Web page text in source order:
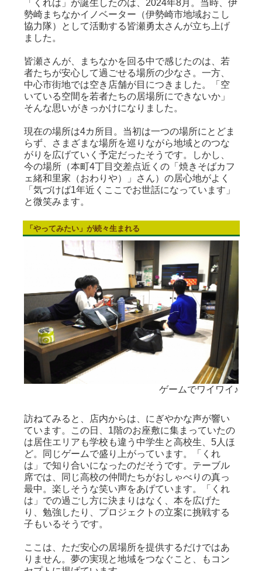
「くれは」が誕生したのは、2024年8月。当時、伊
勢崎まちなかイノベーター（伊勢崎市地域おこし
協力隊）として活動する皆瀬勇太さんが立ち上げ
ました。
皆瀬さんが、まちなかを回る中で感じたのは、若
者たちが安心して過ごせる場所の少なさ。一方、
中心市街地では空き店舗が目につきました。「空
いている空間を若者たちの居場所にできないか」
そんな思いがきっかけになりました。
現在の場所は4カ所目。当初は一つの場所にとどま
らず、さまざまな場所を巡りながら地域とのつな
がりを広げていく予定だったそうです。しかし、
今の場所（本町4丁目交差点近くの「焼きそばカフ
ェ緒和里家（おわりや）」さん）の居心地がよく
「気づけば1年近くここでお世話になっています」
と微笑みます。
「やってみたい」が続々生まれる
ゲームでワイワイ♪
訪ねてみると、店内からは、にぎやかな声が響い
ています。この日、1階のお座敷に集まっていたの
は居住エリアも学校も違う中学生と高校生、5人ほ
ど。同じゲームで盛り上がっています。「くれ
は」で知り合いになったのだそうです。テーブル
席では、同じ高校の仲間たちがおしゃべりの真っ
最中。楽しそうな笑い声をあげています。「くれ
は」での過ごし方に決まりはなく、本を広げた
り、勉強したり、プロジェクトの立案に挑戦する
子もいるそうです。
ここは、ただ安心の居場所を提供するだけではあ
りません。夢の実現と地域をつなぐこと、もコン